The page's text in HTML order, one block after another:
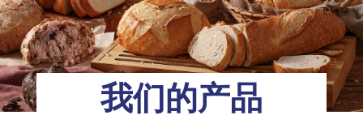
我们的产品